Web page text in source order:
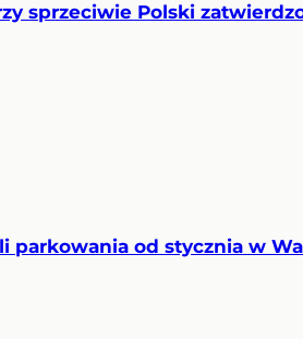
sprzeciwie Polski
parkowania od stycznia w